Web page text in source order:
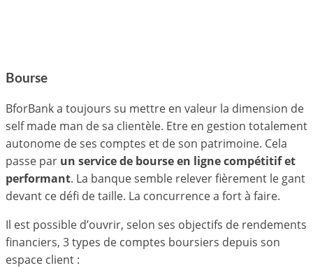
Bourse
BforBank a toujours su mettre en valeur la dimension de
self made man de sa clientèle. Etre en gestion totalement
autonome de ses comptes et de son patrimoine. Cela
passe par un service de bourse en ligne compétitif et
performant. La banque semble relever fièrement le gant
devant ce défi de taille. La concurrence a fort à faire.
Il est possible d’ouvrir, selon ses objectifs de rendements
financiers, 3 types de comptes boursiers depuis son
espace client :